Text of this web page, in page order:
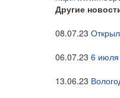
Другие
08.07.23
06.07.23 6 июля
13.06.23